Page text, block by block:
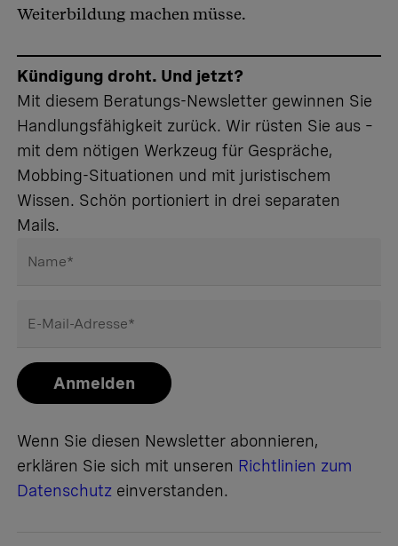
Weiterbildung machen müsse.
Kündigung droht. Und jetzt?
Mit diesem Beratungs-Newsletter gewinnen Sie
Handlungsfähigkeit zurück. Wir rüsten Sie aus –
mit dem nötigen Werkzeug für Gespräche,
Mobbing-Situationen und mit juristischem
Wissen. Schön portioniert in drei separaten
Mails.
Name*
E-Mail-Adresse*
Anmelden
Wenn Sie diesen Newsletter abonnieren,
erklären Sie sich mit unseren Richtlinien zum
Datenschutz einverstanden.